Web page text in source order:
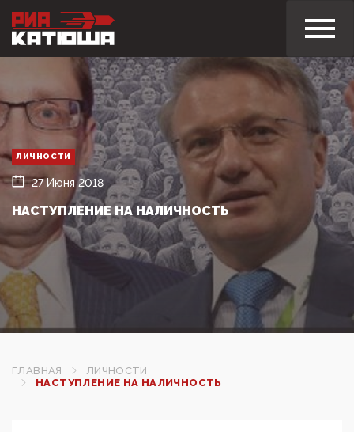
ЛИЧНОСТИ
27 Июня 2018
НАСТУПЛЕНИЕ НА НАЛИЧНОСТЬ
ГЛАВНАЯ
ЛИЧНОСТИ
НАСТУПЛЕНИЕ НА НАЛИЧНОСТЬ